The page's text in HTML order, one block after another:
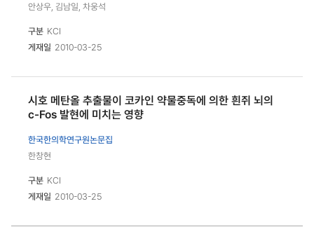
안상우, 김남일, 차웅석
구분 KCI
게재일 2010-03-25
시호 메탄올 추출물이 코카인 약물중독에 의한 흰쥐 뇌의
c-Fos 발현에 미치는 영향
한국한의학연구원논문집
한창현
구분 KCI
게재일 2010-03-25